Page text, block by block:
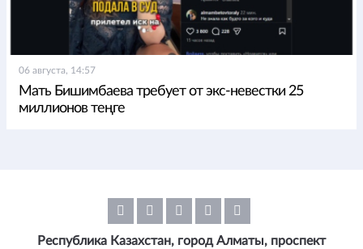
06 августа, 14:57
Мать Бишимбаева требует от экс-невестки 25
миллионов теңге
Республика Казахстан, город Алматы, проспект